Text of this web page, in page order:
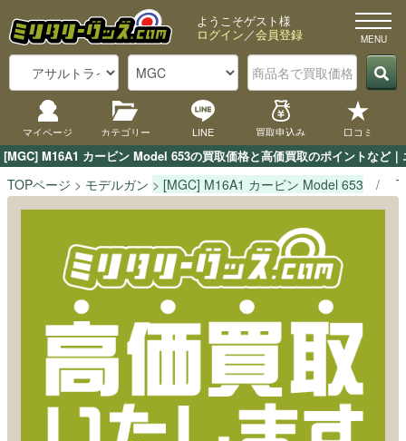
[MGC] M16A1 カービン Model 653の買取価格と高価買取のポイントなど
ようこそゲスト様
ログイン／会員登録
マイページ カテゴリー LINE 買取申込み 口コミ
TOPページ モデルガン [MGC] M16A1 カービン Model 653